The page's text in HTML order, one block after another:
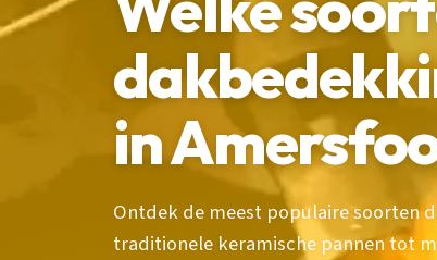
in
Ontdek de meest populaire soorten
traditionele keramische pannen tot